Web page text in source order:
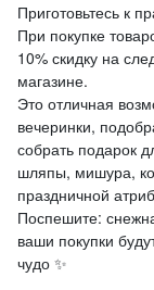
Приготовьтесь к
При покупке
10% скидку на
магазине.
Это отличная
вечеринки,
собрать подарок
шляпы, мишура,
праздничной
Поспешите:
ваши покупки
чудо ✨